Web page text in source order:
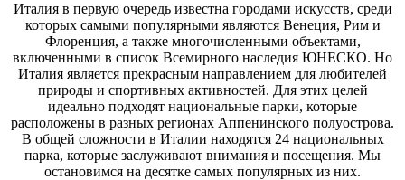
Италия в первую очередь известна городами искусств, среди
которых самыми популярными являются Венеция, Рим и
Флоренция, а также многочисленными объектами,
включенными в список Всемирного наследия ЮНЕСКО. Но
Италия является прекрасным направлением для любителей
природы и спортивных активностей. Для этих целей
идеально подходят национальные парки, которые
расположены в разных регионах Аппенинского полуострова.
В общей сложности в Италии находятся 24 национальных
парка, которые заслуживают внимания и посещения. Мы
остановимся на десятке самых популярных из них.